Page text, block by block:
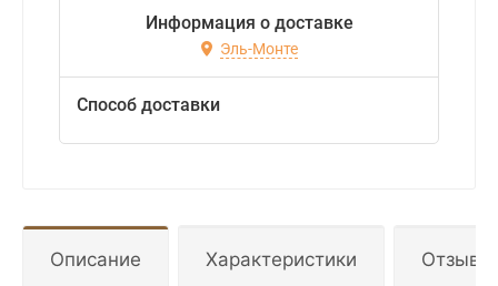
Информация о доставке
Эль-Монте
Способ доставки
Описание Характеристики